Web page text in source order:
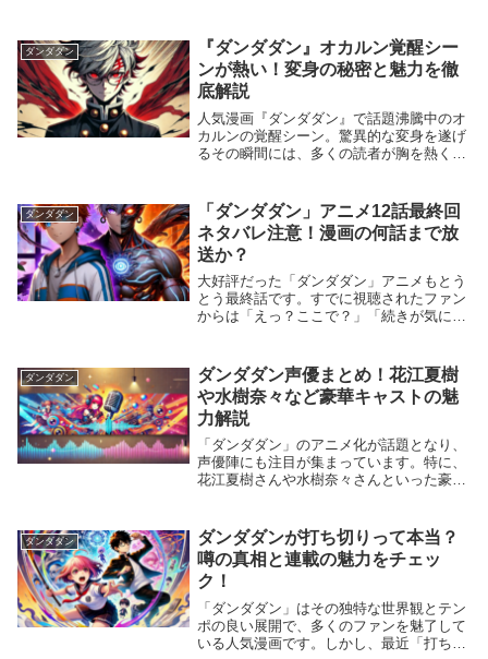
し、「お祓いだー！」とい...
ダンダダン
『ダンダダン』オカルン覚醒シー
ンが熱い！変身の秘密と魅力を徹
底解説
人気漫画『ダンダダン』で話題沸騰中のオ
カルンの覚醒シーン。驚異的な変身を遂げ
るその瞬間には、多くの読者が胸を熱くし
力について徹底的に解説します。まだ作品
を読んでいな...
ダンダダン
「ダンダダン」アニメ12話最終回
ネタバレ注意！漫画の何話まで放
送か？
大好評だった「ダンダダン」アニメもとう
とう最終話です。すでに視聴されたファン
からは「えっ？ここで？」「続きが気にな
期を待つくらいなら、原作漫画を続きから
読みたい方も...
ダンダダン
ダンダダン声優まとめ！花江夏樹
や水樹奈々など豪華キャストの魅
力解説
「ダンダダン」のアニメ化が話題となり、
声優陣にも注目が集まっています。特に、
花江夏樹さんや水樹奈々さんといった豪華
は、「ダンダダン」に出演する声優陣のプ
ロフィールやキ...
ダンダダン
ダンダダンが打ち切りって本当？
噂の真相と連載の魅力をチェッ
ク！
「ダンダダン」はその独特な世界観とテン
ポの良い展開で、多くのファンを魅了して
いる人気漫画です。しかし、最近「打ち切